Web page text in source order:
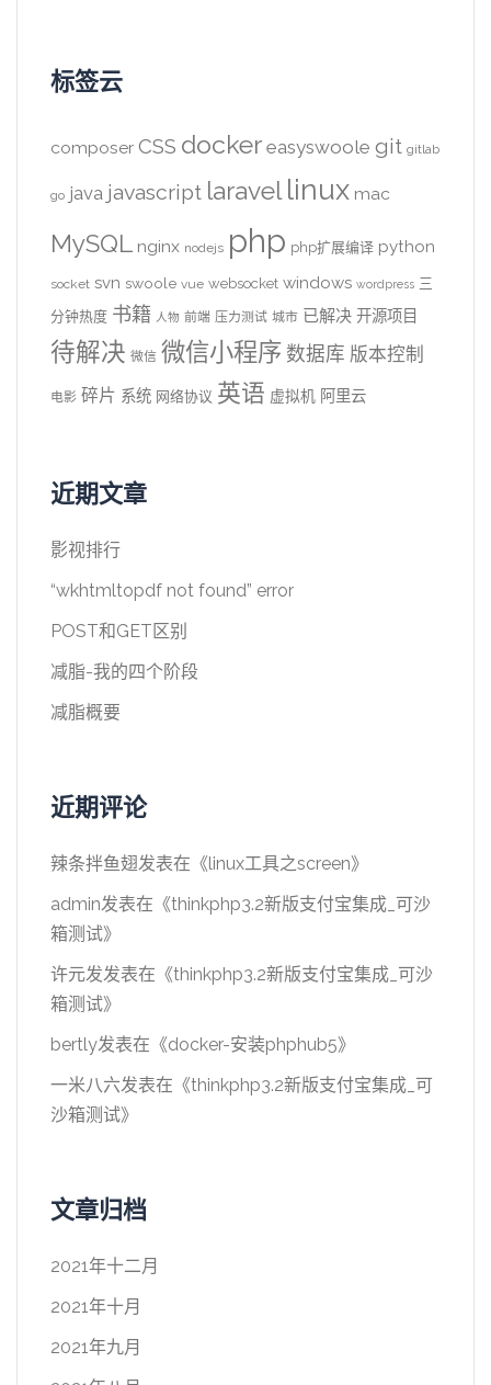
标签云
composer CSS docker easyswoole git gitlab
go java javascript laravel linux mac
MySQL nginx nodejs php php扩展编译 python
socket svn swoole vue websocket windows wordpress 三
分钟热度 书籍 人物 前端 压力测试 城市 已解决 开源项目
待解决 微信 微信小程序 数据库 版本控制
电影 碎片 系统 网络协议 英语 虚拟机 阿里云
近期文章
影视排行
“wkhtmltopdf not found” error
POST和GET区别
减脂-我的四个阶段
减脂概要
近期评论
辣条拌鱼翅发表在《linux工具之screen》
admin发表在《thinkphp3.2新版支付宝集成_可沙
箱测试》
许元发发表在《thinkphp3.2新版支付宝集成_可沙
箱测试》
bertly发表在《docker-安装phphub5》
一米八六发表在《thinkphp3.2新版支付宝集成_可
沙箱测试》
文章归档
2021年十二月
2021年十月
2021年九月